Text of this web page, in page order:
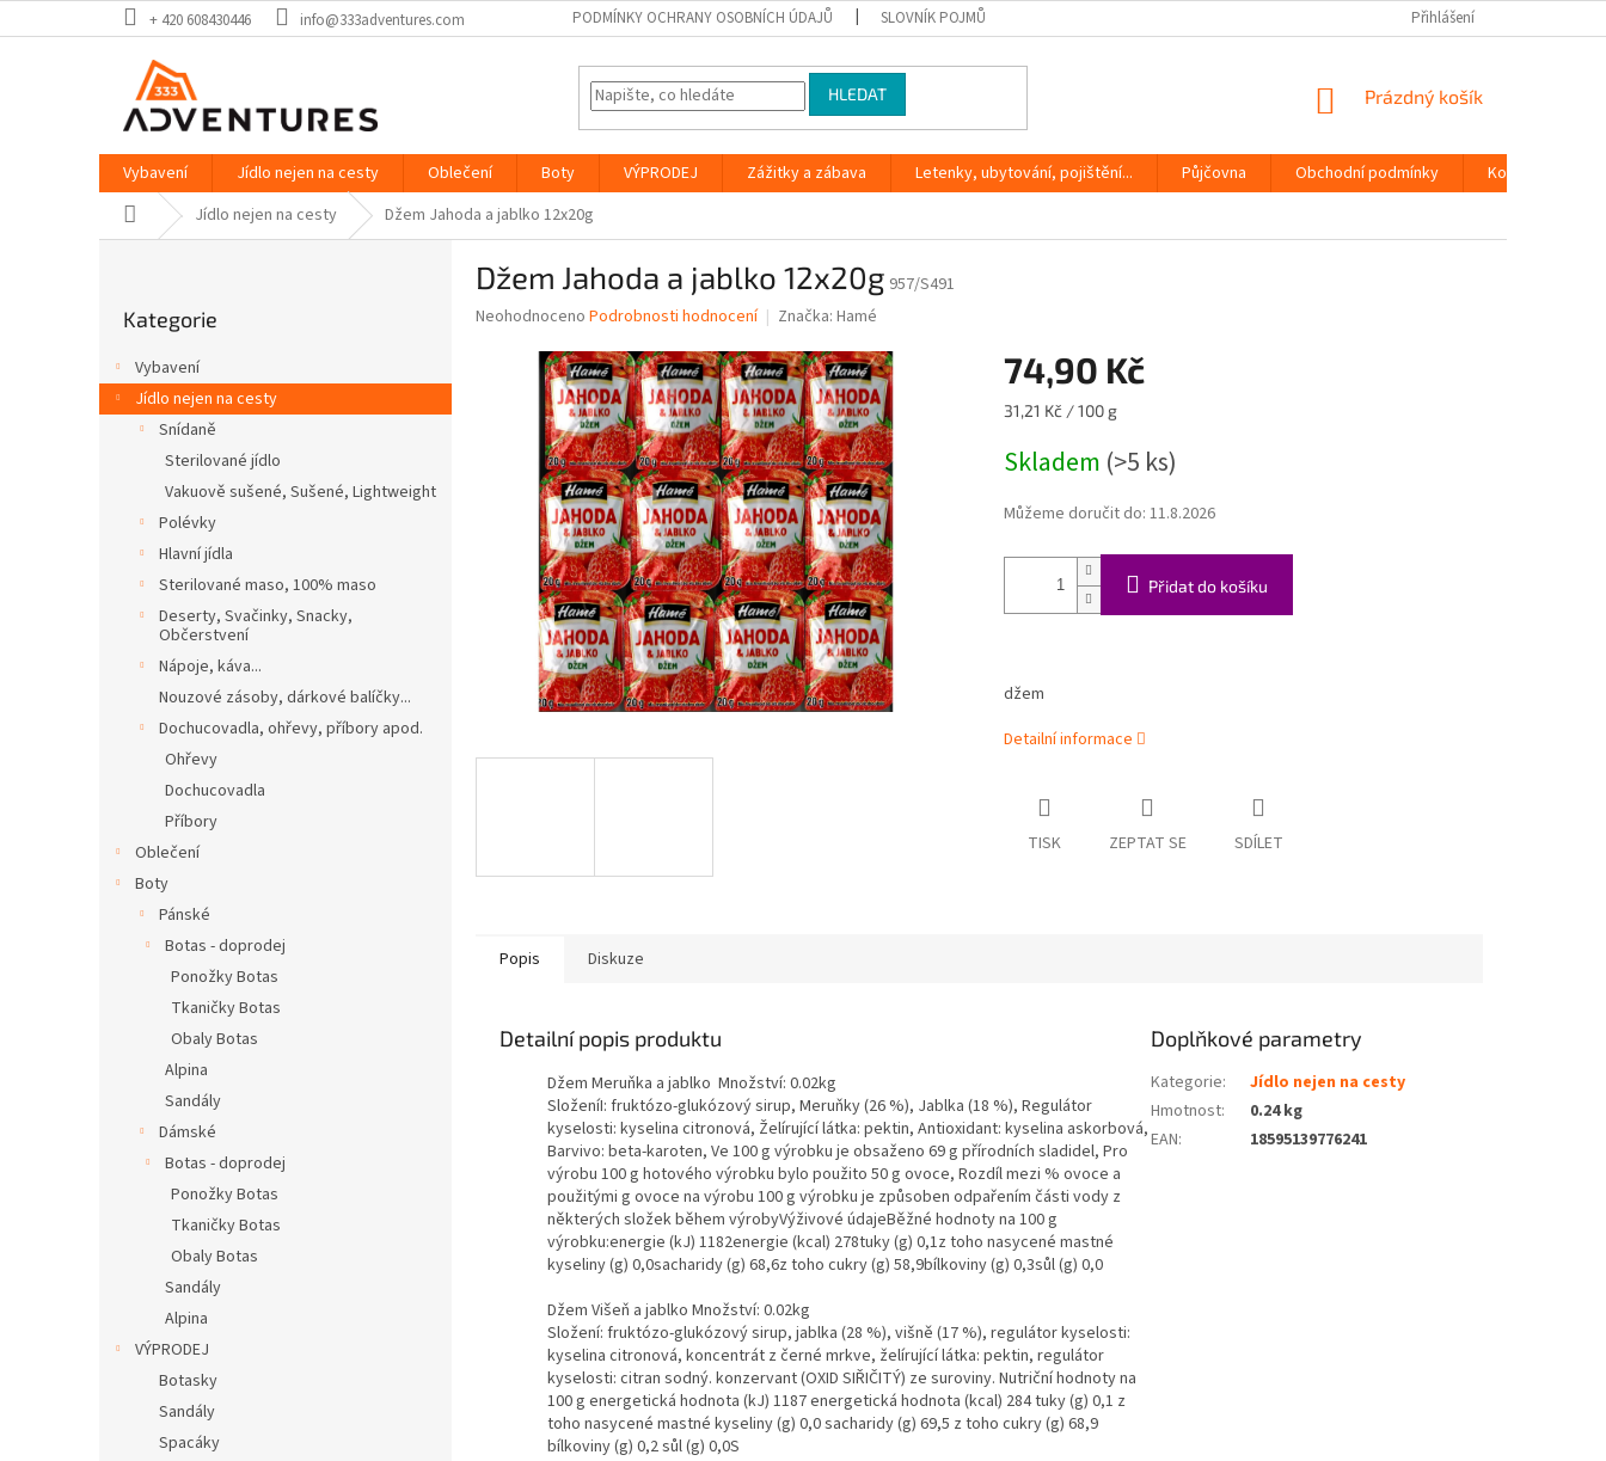
na
+ 420 608430446 info@333adventures.com PODMÍNKY OCHRANY OSOBNÍCH ÚDAJŮ SLOVNÍK POJMŮ Přihlášení
HLEDAT
NÁKUPNÍ
Prázdný košík
Vybavení Jídlo nejen na cesty Oblečení Boty VÝPRODEJ Zážitky a zábava Letenky, ubytování, pojištění... Půjčovna Obchodní podmínky
Kontakty
Domů Jídlo nejen na cesty Džem Jahoda a jablko 12x20g
a
n
kategorie
Kategorie
Vybavení
Jídlo nejen na cesty
Snídaně
Sterilované jídlo
Vakuově sušené, Sušené, Lightweight
Polévky
Hlavní jídla
Sterilované maso, 100% maso
Deserty, Svačinky, Snacky,
Občerstvení
Nápoje, káva...
Nouzové zásoby, dárkové balíčky...
Dochucovadla, ohřevy, příbory apod.
Ohřevy
Dochucovadla
Příbory
Oblečení
Boty
Pánské
Botas - doprodej
Ponožky Botas
Tkaničky Botas
Obaly Botas
Alpina
Sandály
Dámské
Botas - doprodej
Ponožky Botas
Tkaničky Botas
Obaly Botas
Sandály
Alpina
VÝPRODEJ
Botasky
Sandály
Spacáky
Džem Jahoda a jablko 12x20g 957/S491
Průměrné
hvězdiček.
Neohodnoceno Podrobnosti hodnocení Značka: Hamé
74,90 Kč
Měrná
31,21 Kč / 100 g
Skladem (>5 ks)
Můžeme doručit do: 11.8.2026
Přidat do košíku
džem
Detailní informace
TISK ZEPTAT SE SDÍLET
Popis Diskuze
Detailní popis produktu
Džem Meruňka a jablko Množství: 0.02kg
SloženíI: fruktózo-glukózový sirup, Meruňky (26 %), Jablka (18 %), Regulátor
kyselosti: kyselina citronová, Želírující látka: pektin, Antioxidant: kyselina askorbová,
Barvivo: beta-karoten, Ve 100 g výrobku je obsaženo 69 g přírodních sladidel, Pro
výrobu 100 g hotového výrobku bylo použito 50 g ovoce, Rozdíl mezi % ovoce a
použitými g ovoce na výrobu 100 g výrobku je způsoben odpařením části vody z
některých složek během výrobyVýživové údajeBěžné hodnoty na 100 g
výrobku:energie (kJ) 1182energie (kcal) 278tuky (g) 0,1z toho nasycené mastné
kyseliny (g) 0,0sacharidy (g) 68,6z toho cukry (g) 58,9bílkoviny (g) 0,3sůl (g) 0,0
Džem Višeň a jablko Množství: 0.02kg
Složení: fruktózo-glukózový sirup, jablka (28 %), višně (17 %), regulátor kyselosti:
kyselina citronová, koncentrát z černé mrkve, želírující látka: pektin, regulátor
kyselosti: citran sodný. konzervant (OXID SIŘIČITÝ) ze suroviny. Nutriční hodnoty na
100 g energetická hodnota (kJ) 1187 energetická hodnota (kcal) 284 tuky (g) 0,1 z
toho nasycené mastné kyseliny (g) 0,0 sacharidy (g) 69,5 z toho cukry (g) 68,9
bílkoviny (g) 0,2 sůl (g) 0,0S
Doplňkové parametry
Kategorie:
Jídlo nejen na cesty
Hmotnost:
0.24 kg
EAN: 18595139776241